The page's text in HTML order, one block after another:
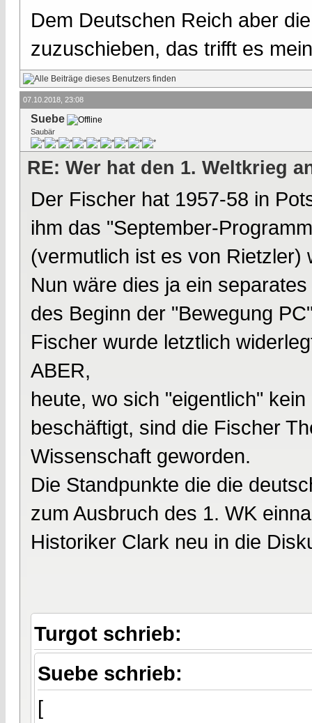
Dem Deutschen Reich aber
zuzuschieben, das trifft es
07.10.2018, 23:08
Suebe
Saubär
RE: Wer hat den 1. Weltkrieg
Der Fischer hat 1957-58 in
ihm das "September-
(vermutlich ist es von Rietzler)
Nun wäre dies ja ein
des Beginn der "Bewegung
Fischer wurde letztlich
ABER,
heute, wo sich "eigentlich"
beschäftigt, sind die Fischer
Wissenschaft geworden.
Die Standpunkte die die
zum Ausbruch des 1. WK
Historiker Clark neu in die
Turgot schrieb:
Suebe schrieb:
[